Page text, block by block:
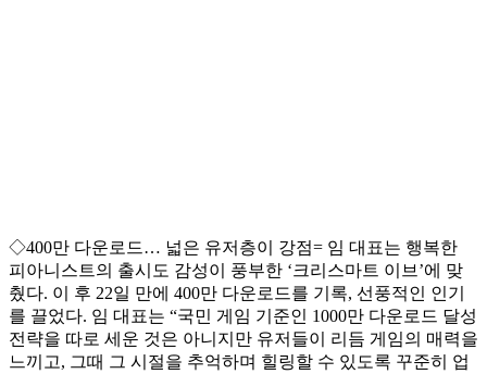
◇400만 다운로드… 넓은 유저층이 강점= 임 대표는 행복한
피아니스트의 출시도 감성이 풍부한 ‘크리스마트 이브’에 맞
췄다. 이 후 22일 만에 400만 다운로드를 기록, 선풍적인 인기
를 끌었다. 임 대표는 “국민 게임 기준인 1000만 다운로드 달성
전략을 따로 세운 것은 아니지만 유저들이 리듬 게임의 매력을
느끼고, 그때 그 시절을 추억하며 힐링할 수 있도록 꾸준히 업